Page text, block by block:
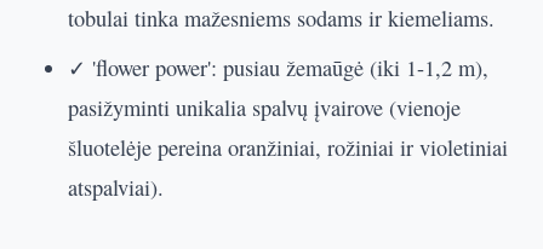
tobulai tinka mažesniems sodams ir kiemeliams.
✓ 'flower power': pusiau žemaūgė (iki 1-1,2 m),
pasižyminti unikalia spalvų įvairove (vienoje
šluotelėje pereina oranžiniai, rožiniai ir violetiniai
atspalviai).